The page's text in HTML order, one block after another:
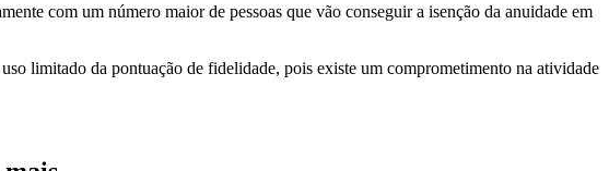
com um número maior de pessoas que vão conseguir a isenção da anuidade em
limitado da pontuação de fidelidade, pois existe um comprometimento na atividade